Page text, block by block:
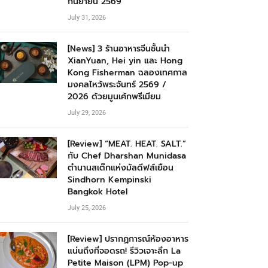
July 31, 2026
[News] 3 ร้านอาหารจีนชั้นนำ
XianYuan, Hei yin และ Hong
Kong Fisherman ฉลองเทศกาล
มงคลไหว้พระจันทร์ 2569 /
2026 ด้วยมูนเค้กพรีเมียม
July 29, 2026
[Review] “MEAT. HEAT. SALT.”
กับ Chef Dharshan Munidasa
ตำนานสเต๊กแห่งมัลดีฟส์เยือน
Sindhorn Kempinski
Bangkok Hotel
July 25, 2026
[Review] ปรากฏการณ์ห้องอาหาร
แน่นถึงที่จอดรถ! รีวิวเจาะลึก La
Petite Maison (LPM) Pop-up